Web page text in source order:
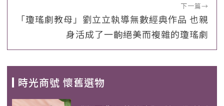
下一篇→
「瓊瑤劇教母」劉立立執導無數經典作品 也親
身活成了一齣絕美而複雜的瓊瑤劇
時光商號 懷舊選物